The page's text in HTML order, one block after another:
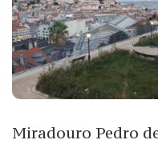
Miradouro Pedro